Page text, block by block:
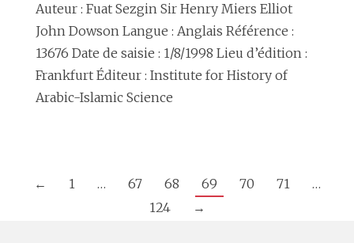
Auteur : Fuat Sezgin Sir Henry Miers Elliot
John Dowson Langue : Anglais Référence :
13676 Date de saisie : 1/8/1998 Lieu d’édition :
Frankfurt Éditeur : Institute for History of
Arabic-Islamic Science
← 1 … 67 68 69 70 71
…
124
→